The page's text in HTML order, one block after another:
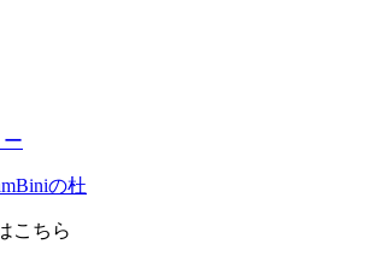
こちら